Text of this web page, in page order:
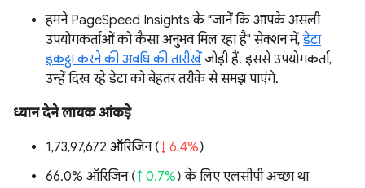
हमने PageSpeed Insights के "जानें कि आपके असली
उपयोगकर्ताओं को कैसा अनुभव मिल रहा है" सेक्शन में,डेटा
इकट्ठा करने की अवधि की तारीखेंजोड़ी हैं. इससे उपयोगकर्ता,
उन्हें दिख रहे डेटा को बेहतर तरीके से समझ पाएंगे.
ध्यान देने लायक आंकड़े
1,73,97,672 ऑरिजिन (↓ 6.4%)
66.0% ऑरिजिन (↑ 0.7%) के लिए एलसीपी अच्छा था